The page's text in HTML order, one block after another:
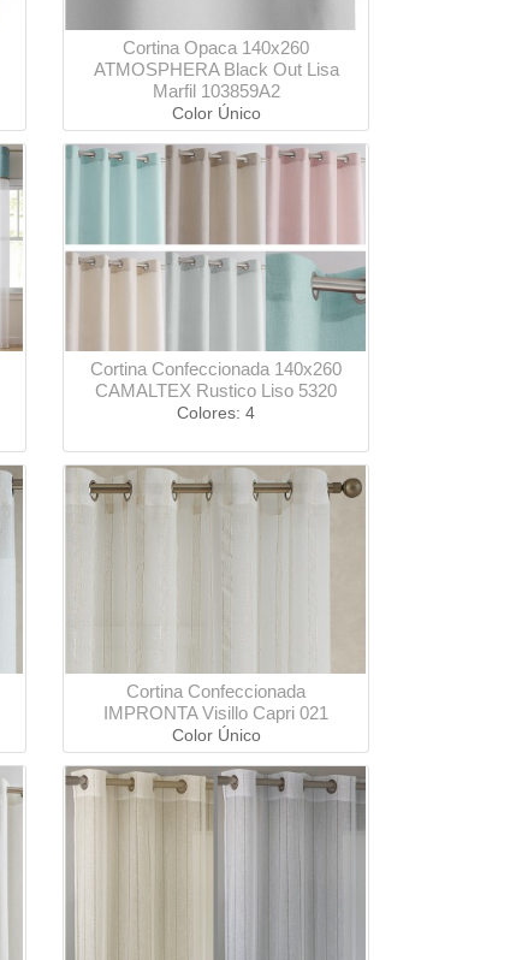
Cortina Opaca 140x260
ATMOSPHERA Black Out Lisa
Marfil 103859A2
Color Único
Cortina Confeccionada 140x260
CAMALTEX Rustico Liso 5320
Colores: 4
Cortina Confeccionada
IMPRONTA Visillo Capri 021
Color Único